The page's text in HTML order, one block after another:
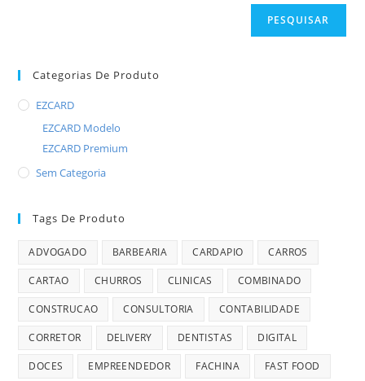
PESQUISAR
Categorias De Produto
EZCARD
EZCARD Modelo
EZCARD Premium
Sem Categoria
Tags De Produto
ADVOGADO BARBEARIA CARDAPIO CARROS
CARTAO CHURROS CLINICAS COMBINADO
CONSTRUCAO CONSULTORIA CONTABILIDADE
CORRETOR DELIVERY DENTISTAS DIGITAL
DOCES EMPREENDEDOR FACHINA FAST FOOD